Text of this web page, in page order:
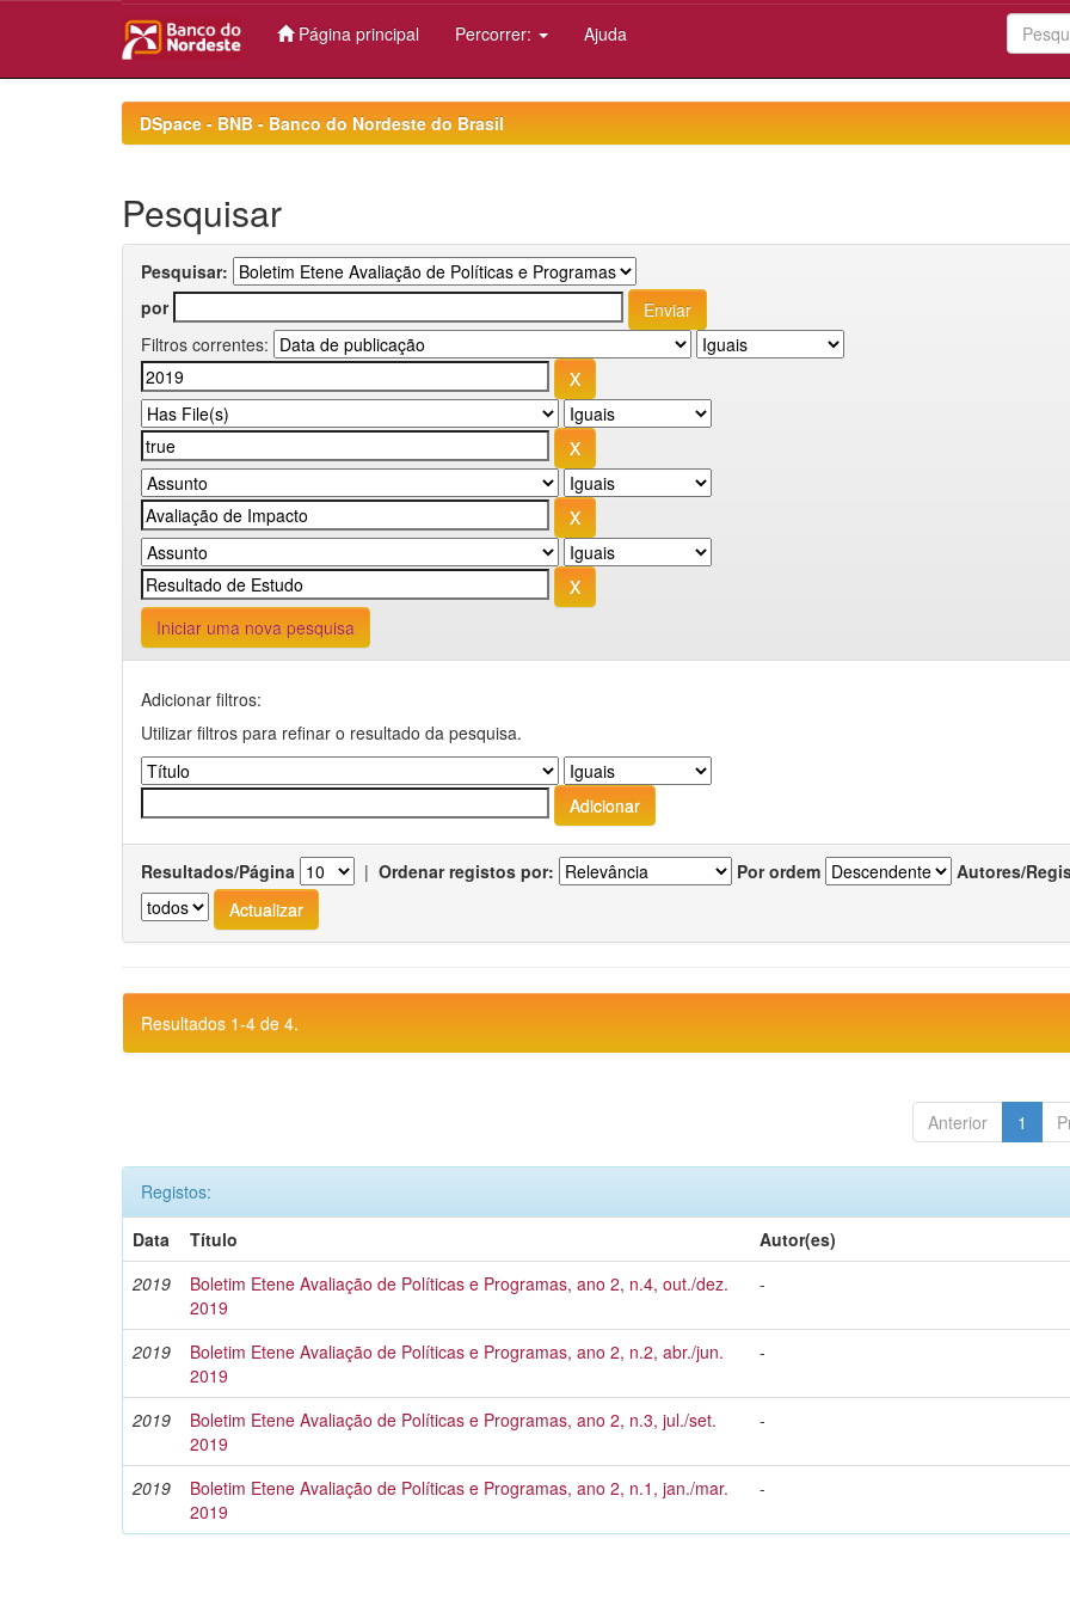
Página principal Percorrer: Ajuda
DSpace - BNB - Banco do Nordeste do Brasil
Pesquisar
Pesquisar:
por
Filtros correntes:
Iniciar uma nova pesquisa
Adicionar filtros:
Utilizar filtros para refinar o resultado da pesquisa.
Resultados/Página | Ordenar registos por: Por ordem Autores/
Resultados 1-4 de 4.
Anterior 1
Registos:
Data
Título
Autor(es)
2019
Boletim Etene Avaliação de Políticas e Programas, ano 2, n.4, out./dez.
2019
-
2019
Boletim Etene Avaliação de Políticas e Programas, ano 2, n.2, abr./jun.
2019
-
2019
Boletim Etene Avaliação de Políticas e Programas, ano 2, n.3, jul./set.
2019
-
2019
Boletim Etene Avaliação de Políticas e Programas, ano 2, n.1, jan./mar.
2019
-